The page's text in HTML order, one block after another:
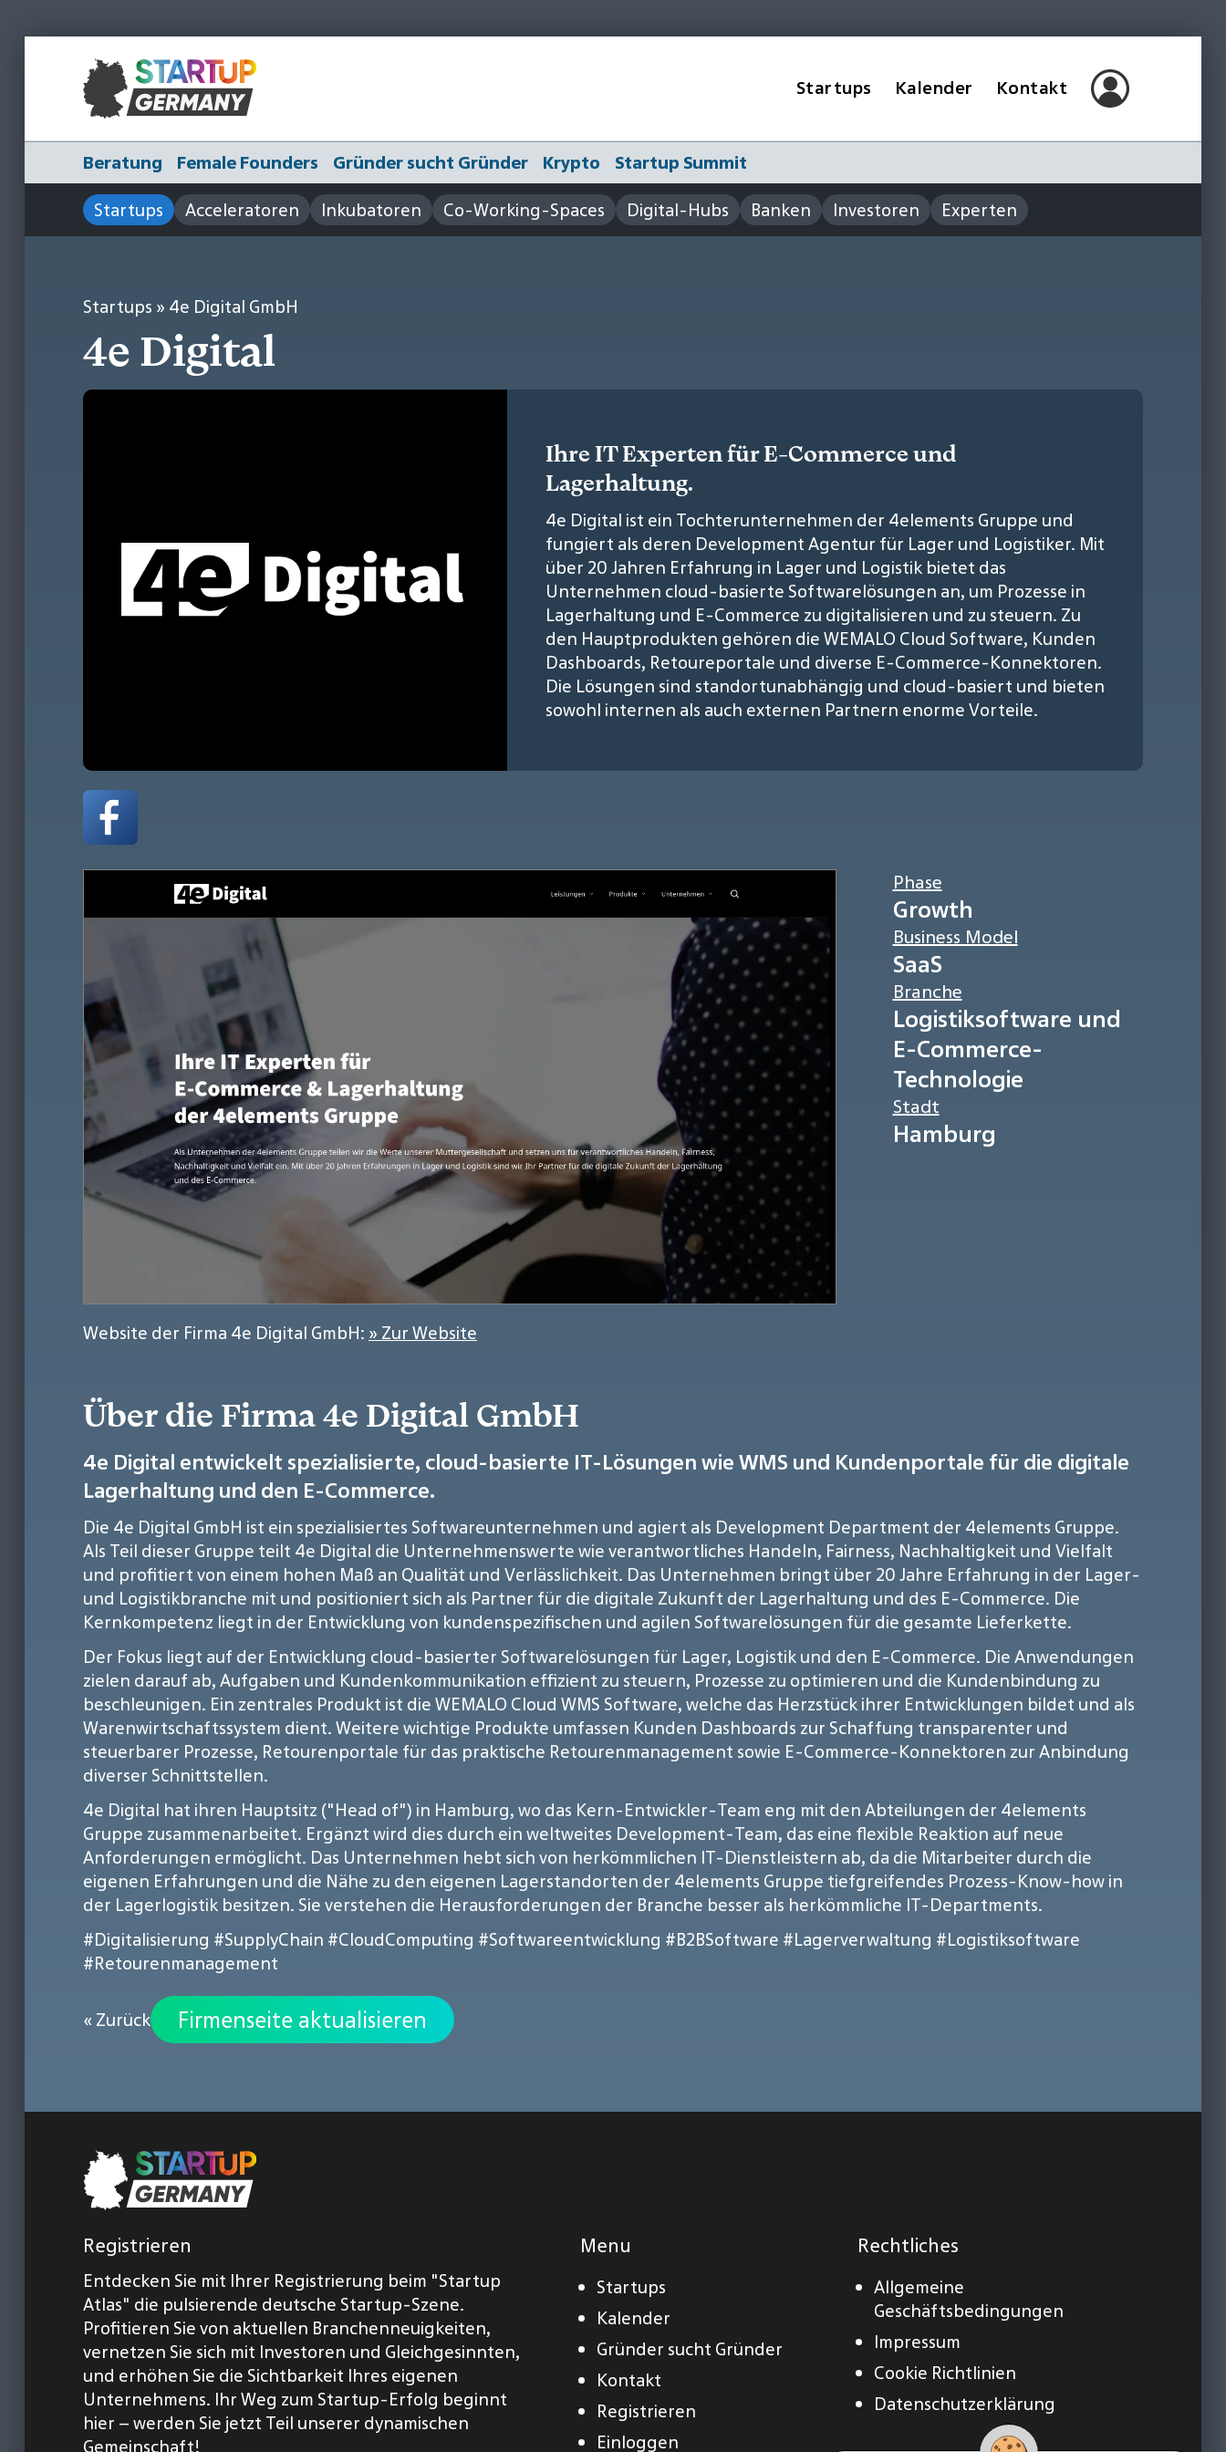
Startups Kalender Kontakt
Beratung Female Founders Gründer sucht Gründer Krypto
Startup Summit
Startups
Acceleratoren Inkubatoren Co-Working-Spaces Digital-Hubs Banken Investoren Experten
Startups » 4e Digital GmbH
4e Digital
Ihre IT Experten für E-Commerce und
Lagerhaltung.
4e Digital ist ein Tochterunternehmen der 4elements Gruppe und
fungiert als deren Development Agentur für Lager und Logistiker. Mit
über 20 Jahren Erfahrung in Lager und Logistik bietet das
Unternehmen cloud-basierte Softwarelösungen an, um Prozesse in
Lagerhaltung und E-Commerce zu digitalisieren und zu steuern. Zu
den Hauptprodukten gehören die WEMALO Cloud Software, Kunden
Dashboards, Retoureportale und diverse E-Commerce-Konnektoren.
Die Lösungen sind standortunabhängig und cloud-basiert und bieten
sowohl internen als auch externen Partnern enorme Vorteile.
Website der Firma 4e Digital GmbH: » Zur Website
Phase
Growth
Business Model
SaaS
Branche
Logistiksoftware und
E-Commerce-
Technologie
Stadt
Hamburg
Über die Firma 4e Digital GmbH
4e Digital entwickelt spezialisierte, cloud-basierte IT-Lösungen wie WMS und Kundenportale für die digitale
Lagerhaltung und den E-Commerce.
Die 4e Digital GmbH ist ein spezialisiertes Softwareunternehmen und agiert als Development Department der 4elements Gruppe.
Als Teil dieser Gruppe teilt 4e Digital die Unternehmenswerte wie verantwortliches Handeln, Fairness, Nachhaltigkeit und Vielfalt
und profitiert von einem hohen Maß an Qualität und Verlässlichkeit. Das Unternehmen bringt über 20 Jahre Erfahrung in der Lager-
und Logistikbranche mit und positioniert sich als Partner für die digitale Zukunft der Lagerhaltung und des E-Commerce. Die
Kernkompetenz liegt in der Entwicklung von kundenspezifischen und agilen Softwarelösungen für die gesamte Lieferkette.
Der Fokus liegt auf der Entwicklung cloud-basierter Softwarelösungen für Lager, Logistik und den E-Commerce. Die Anwendungen
zielen darauf ab, Aufgaben und Kundenkommunikation effizient zu steuern, Prozesse zu optimieren und die Kundenbindung zu
beschleunigen. Ein zentrales Produkt ist die WEMALO Cloud WMS Software, welche das Herzstück ihrer Entwicklungen bildet und als
Warenwirtschaftssystem dient. Weitere wichtige Produkte umfassen Kunden Dashboards zur Schaffung transparenter und
steuerbarer Prozesse, Retourenportale für das praktische Retourenmanagement sowie E-Commerce-Konnektoren zur Anbindung
diverser Schnittstellen.
4e Digital hat ihren Hauptsitz ("Head of") in Hamburg, wo das Kern-Entwickler-Team eng mit den Abteilungen der 4elements
Gruppe zusammenarbeitet. Ergänzt wird dies durch ein weltweites Development-Team, das eine flexible Reaktion auf neue
Anforderungen ermöglicht. Das Unternehmen hebt sich von herkömmlichen IT-Dienstleistern ab, da die Mitarbeiter durch die
eigenen Erfahrungen und die Nähe zu den eigenen Lagerstandorten der 4elements Gruppe tiefgreifendes Prozess-Know-how in
der Lagerlogistik besitzen. Sie verstehen die Herausforderungen der Branche besser als herkömmliche IT-Departments.
#Digitalisierung #SupplyChain #CloudComputing #Softwareentwicklung #B2BSoftware #Lagerverwaltung #Logistiksoftware
#Retourenmanagement
« Zurück Firmenseite aktualisieren
Registrieren
Entdecken Sie mit Ihrer Registrierung beim "Startup
Atlas" die pulsierende deutsche Startup-Szene.
Profitieren Sie von aktuellen Branchenneuigkeiten,
vernetzen Sie sich mit Investoren und Gleichgesinnten,
und erhöhen Sie die Sichtbarkeit Ihres eigenen
Unternehmens. Ihr Weg zum Startup-Erfolg beginnt
hier – werden Sie jetzt Teil unserer dynamischen
Gemeinschaft!
Menu
Startups
Kalender
Gründer sucht Gründer
Kontakt
Registrieren
Einloggen
Rechtliches
Allgemeine
Geschäftsbedingungen
Impressum
Cookie Richtlinien
Datenschutzerklärung